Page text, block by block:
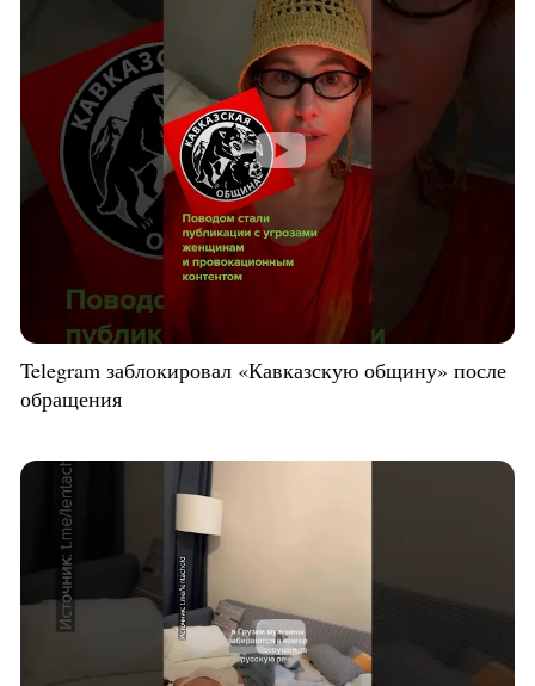
Telegram заблокировал «Кавказскую общину» после
обращения